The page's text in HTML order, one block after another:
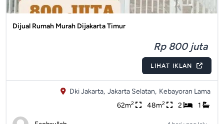
Dijual Rumah Murah Dijakarta Timur
Rp 800 juta
LIHAT IKLAN
Dki Jakarta, Jakarta Selatan, Kebayoran Lama
62m2 48m2 2 1